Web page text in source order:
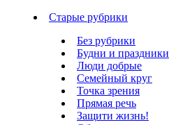
Старые рубрики
Без рубрики
Будни и праздники
Люди добрые
Семейный круг
Точка зрения
Прямая речь
Защити жизнь!